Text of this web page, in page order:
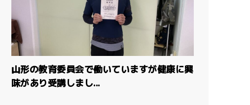
山形の教育委員会で働いていますが健康に興
味があり受講しまし...